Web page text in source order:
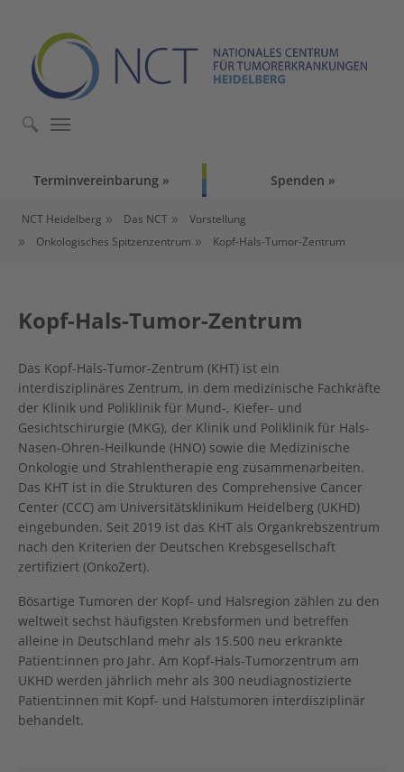
Terminvereinbarung Spenden
NCT Heidelberg Das NCT
Vorstellung
Onkologisches Spitzenzentrum
Kopf-Hals-Tumor-Zentrum
Kopf-Hals-Tumor-Zentrum
Das Kopf-Hals-Tumor-Zentrum (KHT) ist ein
interdisziplinäres Zentrum, in dem medizinische Fachkräfte
der Klinik und Poliklinik für Mund-, Kiefer- und
Gesichtschirurgie (MKG), der Klinik und Poliklinik für Hals-
Nasen-Ohren-Heilkunde (HNO) sowie die Medizinische
Onkologie und Strahlentherapie eng zusammenarbeiten.
Das KHT ist in die Strukturen des Comprehensive Cancer
Center (CCC) am Universitätsklinikum Heidelberg (UKHD)
eingebunden. Seit 2019 ist das KHT als Organkrebszentrum
nach den Kriterien der Deutschen Krebsgesellschaft
zertifiziert (OnkoZert).
Bösartige Tumoren der Kopf- und Halsregion zählen zu den
weltweit sechst häufigsten Krebsformen und betreffen
alleine in Deutschland mehr als 15.500 neu erkrankte
Patient:innen pro Jahr. Am Kopf-Hals-Tumorzentrum am
UKHD werden jährlich mehr als 300 neudiagnostizierte
Patient:innen mit Kopf- und Halstumoren interdisziplinär
behandelt.